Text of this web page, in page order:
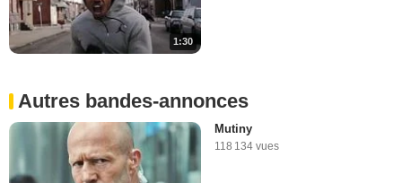
1:30
Autres bandes-annonces
Mutiny
118 134 vues